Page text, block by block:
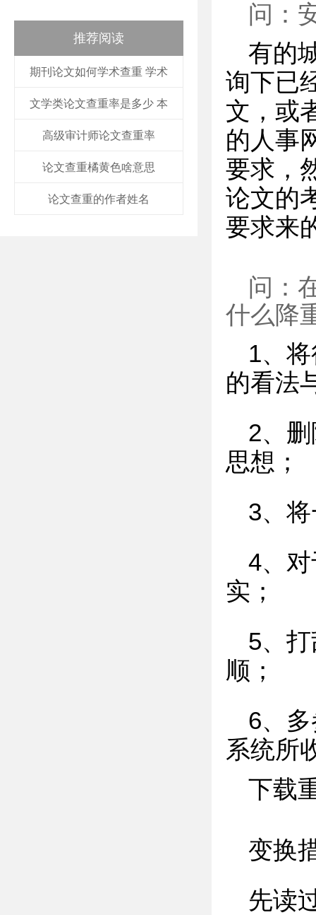
推荐阅读
期刊论文如何学术查重 学术
文学类论文查重率是多少 本
高级审计师论文查重率
论文查重橘黄色啥意思
论文查重的作者姓名
问：
有的
询下已
文，或
的人事
要求，
论文的
要求来
问：
什么降
1、
的看法
2、
思想；
3、
4、
实；
5、
顺；
6、
系统所
下载
变换
先读